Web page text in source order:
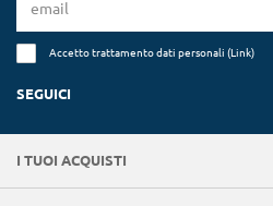
Accetto trattamento dati personali (Link)
SEGUICI
I TUOI ACQUISTI